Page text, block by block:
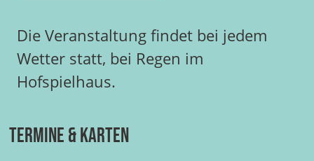
Die Veranstaltung findet bei jedem
Wetter statt, bei Regen im
Hofspielhaus.
Termine & Karten